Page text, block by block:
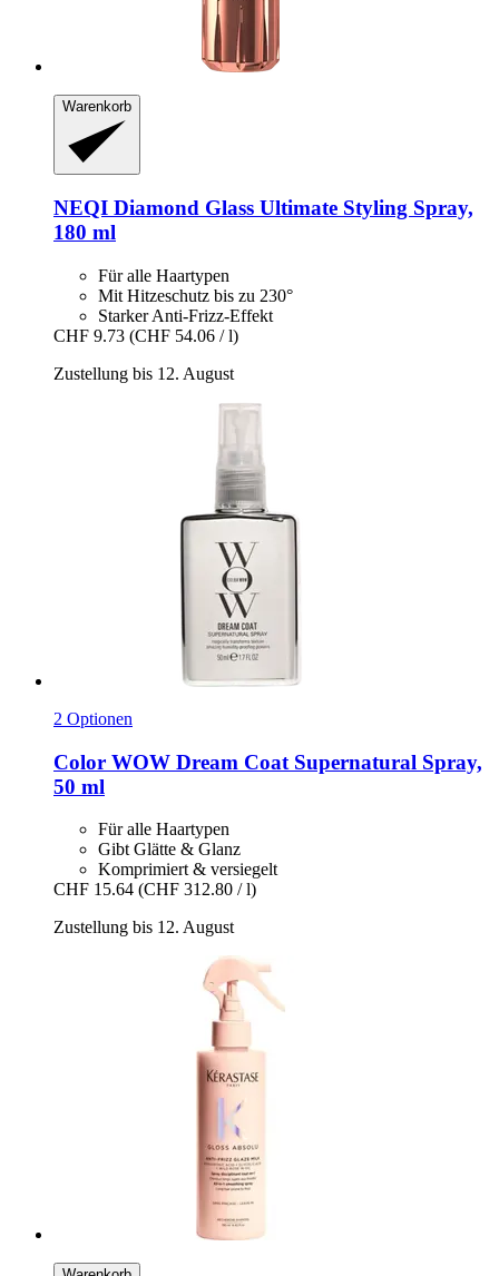
Warenkorb
NEQI Diamond Glass Ultimate Styling Spray,
180 ml
Für alle Haartypen
Mit Hitzeschutz bis zu 230°
Starker Anti-Frizz-Effekt
CHF 9.73 (CHF 54.06 / l)
Zustellung bis 12. August
2 Optionen
Color WOW Dream Coat Supernatural Spray,
50 ml
Für alle Haartypen
Gibt Glätte & Glanz
Komprimiert & versiegelt
CHF 15.64 (CHF 312.80 / l)
Zustellung bis 12. August